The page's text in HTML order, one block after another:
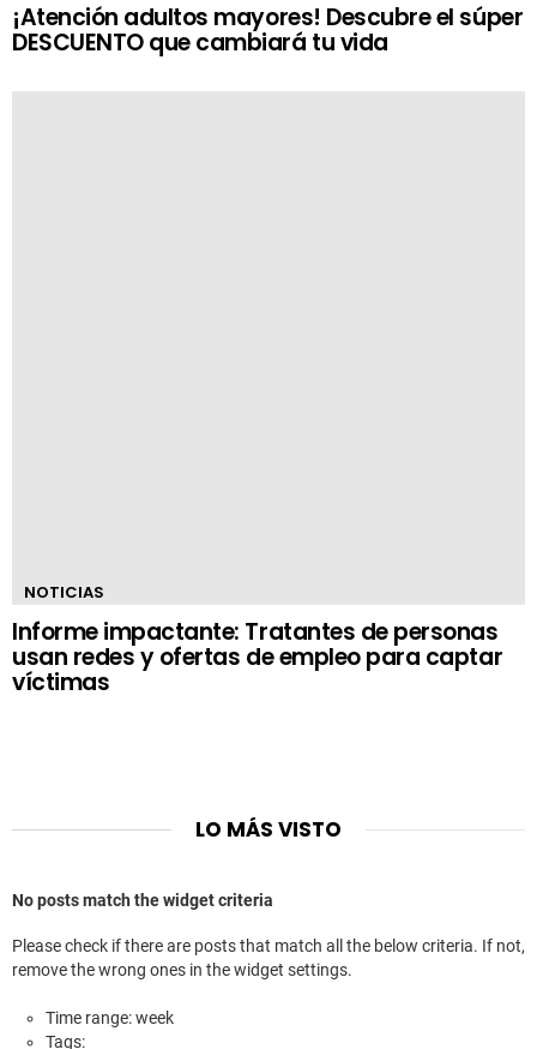
¡Atención adultos mayores! Descubre el súper
DESCUENTO que cambiará tu vida
NOTICIAS
Informe impactante: Tratantes de personas
usan redes y ofertas de empleo para captar
víctimas
LO MÁS VISTO
No posts match the widget criteria
Please check if there are posts that match all the below criteria. If not,
remove the wrong ones in the widget settings.
Time range: week
Tags: